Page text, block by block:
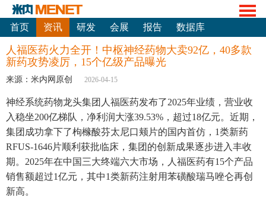
首页 资讯 研发 会展 报告 数据库
人福医药火力全开！中枢神经药物大卖92亿，40多款
新药攻势凌厉，15个亿级产品曝光
来源：米内网原创 2026-04-15
神经系统药物龙头集团人福医药发布了2025年业绩，营业收
入稳坐200亿梯队，净利润大涨39.53%，超过18亿元。近期，
集团成功拿下了枸橼酸芬太尼口颊片的国内首仿，1类新药
RFUS-1646片顺利获批临床，集团的创新成果逐步进入丰收
期。2025年在中国三大终端六大市场，人福医药有15个产品
销售额超过1亿元，其中1类新药注射用苯磺酸瑞马唑仑再创
新高。